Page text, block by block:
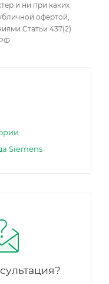
и ни при каких
офертой,
Статьи 437(2)
Siemens